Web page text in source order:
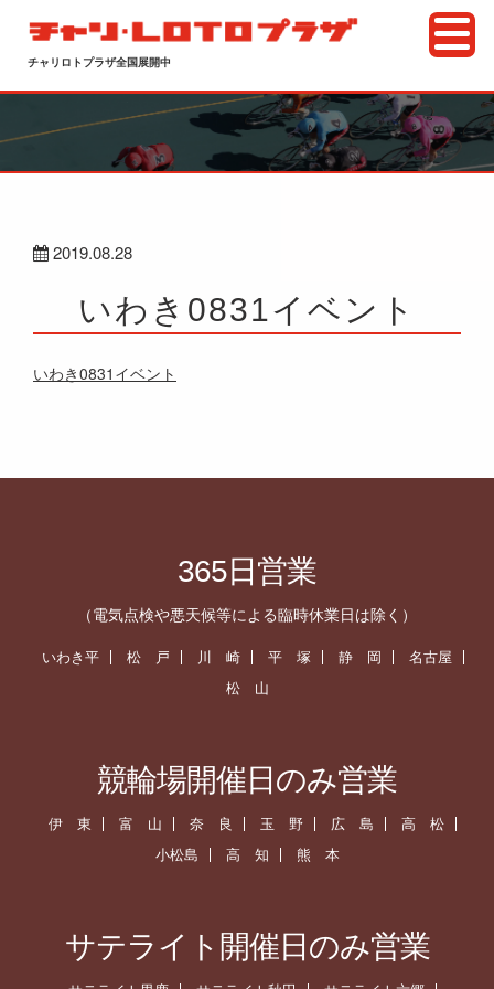
チャリロトプラザ全国展開中
2019.08.28
いわき0831イベント
いわき0831イベント
365日営業
（電気点検や悪天候等による臨時休業日は除く）
いわき平 松 戸 川 崎 平 塚 静 岡
名古屋
松 山
競輪場開催日のみ営業
伊 東 富 山 奈 良 玉 野 広 島
高 松
小松島
高 知 熊 本
サテライト開催日のみ営業